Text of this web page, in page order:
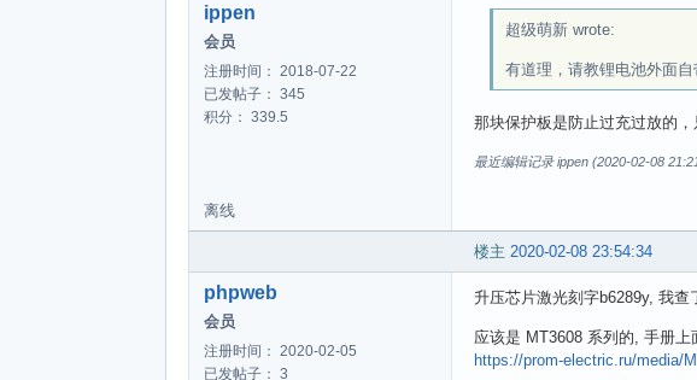
ippen
会员
注册时间： 2018-07-22
已发帖子： 345
积分： 339.5
超级萌新 wrote:
有道理，请教锂电池外面
那块保护板是防止过充过放的
最近编辑记录 ippen (2020-02-08
离线
楼主 2020-02-08 23:54:34
phpweb
会员
注册时间： 2020-02-05
已发帖子： 3
升压芯片激光刻字b6289y, 我
应该是 MT3608 系列的, 手册
https://prom-electric.ru/media/